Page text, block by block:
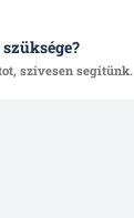
szívesen segítünk.